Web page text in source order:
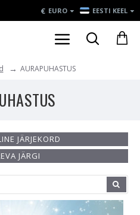
€ EURO EESTI KEEL
AURAPUHASTUS
JÄRJEKORD
JÄRGI